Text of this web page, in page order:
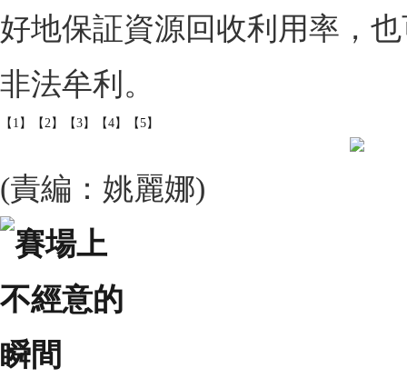
好地保証資源回收利用率，
非法牟利。
【1】 【2】 【3】 【4】 【5】
(責編：姚麗娜)